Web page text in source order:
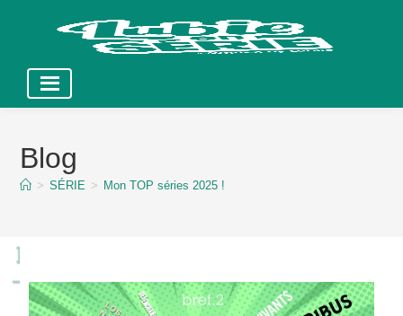
contentBlog
> SÉRIE > Mon TOP séries 2025 !